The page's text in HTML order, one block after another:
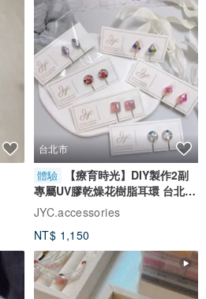
台北市
體驗
【療育時光】DIY製作2副
專屬UV膠乾燥花樹脂耳環 台北體
驗課程
JYC.accessories
NT$ 1,150